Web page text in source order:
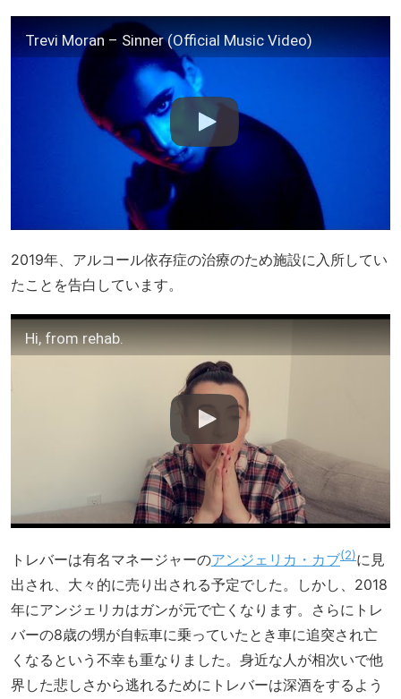
Trevi Moran – Sinner (Official Music Video)
2019年、アルコール依存症の治療のため施設に入所してい
たことを告白しています。
Hi, from rehab.
トレバーは有名マネージャーのアンジェリカ・カブ 2 に見
出され、大々的に売り出される予定でした。しかし、2018
年にアンジェリカはガンが元で亡くなります。さらにトレ
バーの8歳の甥が自転車に乗っていたとき車に追突され亡
くなるという不幸も重なりました。身近な人が相次いで他
界した悲しさから逃れるためにトレバーは深酒をするよう